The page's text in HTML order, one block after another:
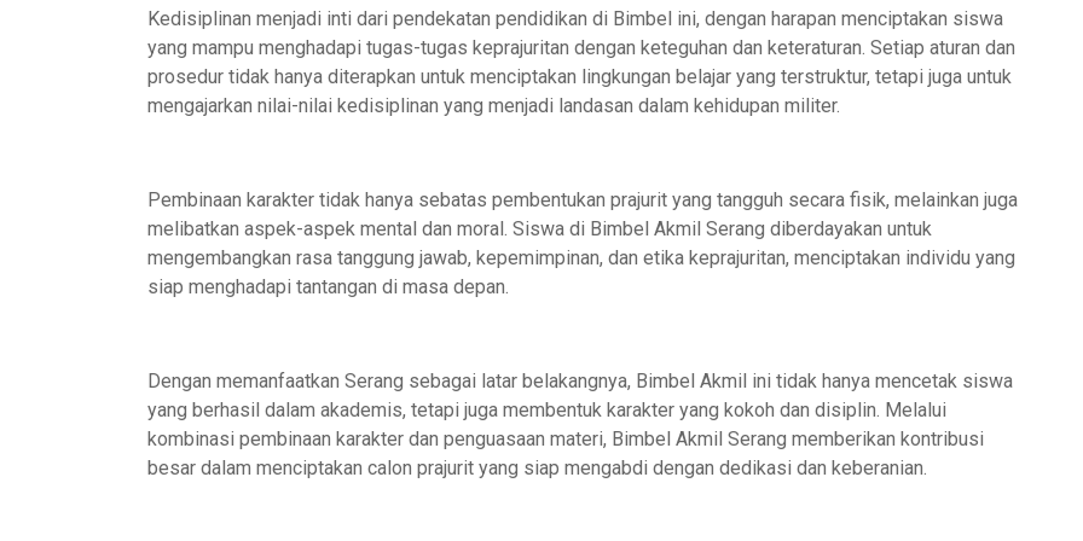
Kedisiplinan menjadi inti dari pendekatan pendidikan di Bimbel ini, dengan harapan menciptakan siswa
yang mampu menghadapi tugas-tugas keprajuritan dengan keteguhan dan keteraturan. Setiap aturan dan
prosedur tidak hanya diterapkan untuk menciptakan lingkungan belajar yang terstruktur, tetapi juga untuk
mengajarkan nilai-nilai kedisiplinan yang menjadi landasan dalam kehidupan militer.
Pembinaan karakter tidak hanya sebatas pembentukan prajurit yang tangguh secara fisik, melainkan juga
melibatkan aspek-aspek mental dan moral. Siswa di Bimbel Akmil Serang diberdayakan untuk
mengembangkan rasa tanggung jawab, kepemimpinan, dan etika keprajuritan, menciptakan individu yang
siap menghadapi tantangan di masa depan.
Dengan memanfaatkan Serang sebagai latar belakangnya, Bimbel Akmil ini tidak hanya mencetak siswa
yang berhasil dalam akademis, tetapi juga membentuk karakter yang kokoh dan disiplin. Melalui
kombinasi pembinaan karakter dan penguasaan materi, Bimbel Akmil Serang memberikan kontribusi
besar dalam menciptakan calon prajurit yang siap mengabdi dengan dedikasi dan keberanian.